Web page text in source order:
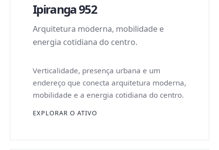
Ipiranga 952
Arquitetura moderna, mobilidade e
energia cotidiana do centro.
Verticalidade, presença urbana e um
endereço que conecta arquitetura moderna,
mobilidade e a energia cotidiana do centro.
EXPLORAR O ATIVO